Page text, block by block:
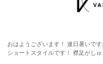
おはようございます！ 連日暑いで
ショートスタイルです！ 襟足がし